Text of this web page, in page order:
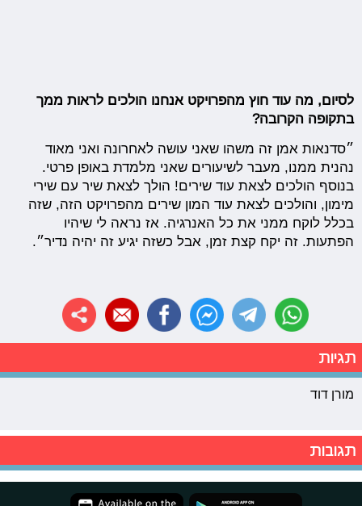
לסיום, מה עוד חוץ מהפרויקט אנחנו הולכים לראות ממך
בתקופה הקרובה?
״סדנאות אמן זה משהו שאני עושה לאחרונה ואני מאוד
נהנית ממנו, מעבר לשיעורים שאני מלמדת באופן פרטי.
בנוסף הולכים לצאת עוד שירים! הולך לצאת שיר עם שירי
מימון, והולכים לצאת עוד המון שירים מהפרויקט הזה, שזה
בכלל לוקח ממני את כל האנרגיה. אז נראה לי שיהיו
הפתעות. זה יקח קצת זמן, אבל כשזה יגיע זה יהיה נדיר״.
תגיות
מורן דוד
תגובות